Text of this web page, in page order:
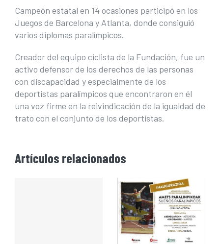
Campeón estatal en 14 ocasiones participó en los
Juegos de Barcelona y Atlanta, donde consiguió
varios diplomas paralímpicos.
Creador del equipo ciclista de la Fundación, fue un
activo defensor de los derechos de las personas
con discapacidad y especialmente de los
deportistas paralímpicos que encontraron en él
una voz firme en la reivindicación de la igualdad de
trato con el conjunto de los deportistas.
Artículos relacionados